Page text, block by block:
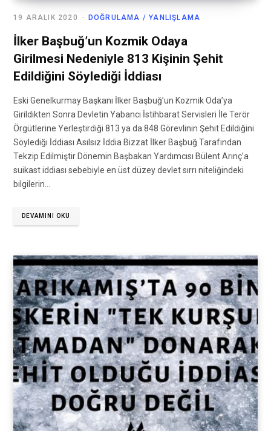
DOĞRULAMA / YANLIŞLAMA
19 ARALIK 2020
İlker Başbuğ’un Kozmik Odaya
Girilmesi Nedeniyle 813 Kişinin Şehit
Edildiğini Söylediği İddiası
Eski Genelkurmay Başkanı İlker Başbuğ’un Kozmik Oda’ya
Girildikten Sonra Devletin Yabancı İstihbarat Servisleri İle Terör
Örgütlerine Yerleştirdiği 813 ya da 848 Görevlinin Şehit Edildiğini
Söylediği İddiası Asılsız İddia Bizzat İlker Başbuğ Tarafından
Tekzip Edilmiştir Dönemin Başbakan Yardımcısı Bülent Arınç’a
suikast iddiası sebebiyle en üst düzey devlet sırrı niteliğindeki
bilgilerin…
DEVAMINI OKU